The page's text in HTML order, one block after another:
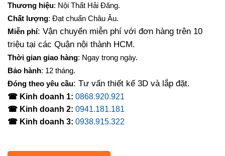
là:
7,000,000₫.
5,780,000₫.
Thương hiệu: Nội Thất Hải Đăng.
Chất lượng: Đạt chuẩn Châu Âu.
Miễn phí: Vận chuyển miễn phí với đơn hàng trên 10
triệu tại các Quận nội thành HCM.
Thời gian giao hàng: Ngay trong ngày.
Bảo hành: 12 tháng.
Đóng theo yêu cầu: Tư vấn thiết kế 3D và lắp đặt.
☎ Kinh doanh 1: 0868.920.921
☎ Kinh doanh 2: 0941.181.181
☎ Kinh doanh 3: 0938.915.322